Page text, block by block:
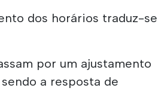
dos horários traduz-se
por um ajustamento
a resposta de